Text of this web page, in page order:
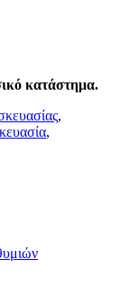
κατάστημα.
,
,